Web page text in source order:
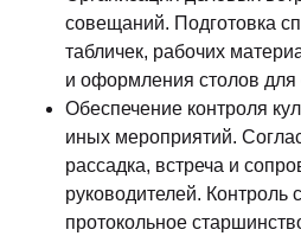
совещаний. Подготовка
табличек, рабочих
и оформления столов
Обеспечение контроля
иных мероприятий.
рассадка, встреча и
руководителей. Контроль
протокольное